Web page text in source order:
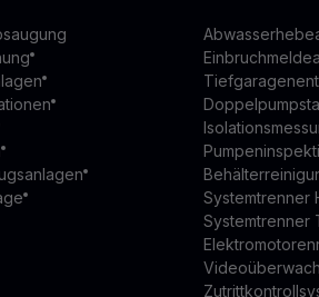
Systemtrenner
Systemtrenner